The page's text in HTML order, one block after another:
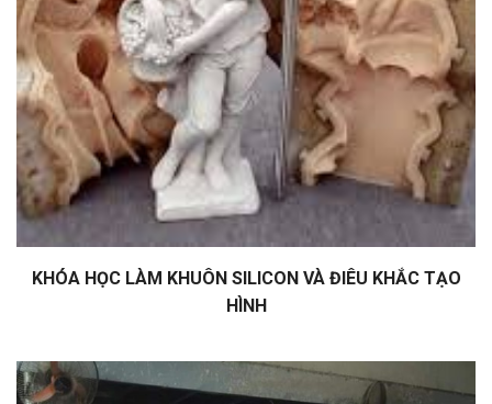
KHÓA HỌC LÀM KHUÔN SILICON VÀ ĐIÊU KHẮC TẠO
HÌNH